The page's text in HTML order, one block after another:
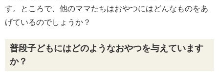
す。ところで、他のママたちはおやつにはどんなものをあ
げているのでしょうか？
普段子どもにはどのようなおやつを与えています
か？